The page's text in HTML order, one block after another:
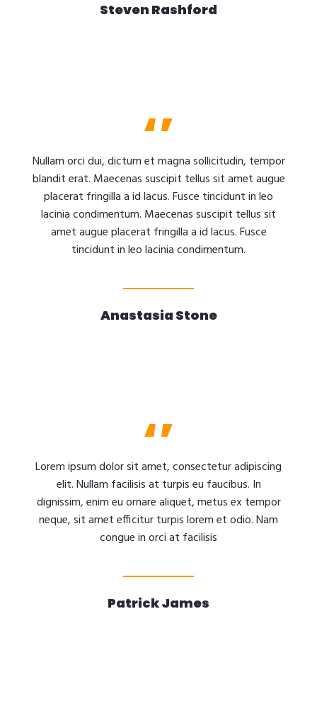
Steven Rashford
Nullam orci dui, dictum et magna sollicitudin, tempor
blandit erat. Maecenas suscipit tellus sit amet augue
placerat fringilla a id lacus. Fusce tincidunt in leo
lacinia condimentum. Maecenas suscipit tellus sit
amet augue placerat fringilla a id lacus. Fusce
tincidunt in leo lacinia condimentum.
Anastasia Stone
Lorem ipsum dolor sit amet, consectetur adipiscing
elit. Nullam facilisis at turpis eu faucibus. In
dignissim, enim eu ornare aliquet, metus ex tempor
neque, sit amet efficitur turpis lorem et odio. Nam
congue in orci at facilisis
Patrick James